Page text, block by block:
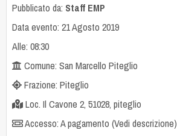
Pubblicato da: Staff EMP
Data evento: 21 Agosto 2019
Alle: 08:30
Comune: San Marcello Piteglio
Frazione: Piteglio
Loc. Il Cavone 2, 51028, piteglio
Accesso: A pagamento (Vedi descrizione)